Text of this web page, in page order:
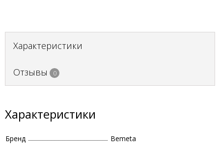
Характеристики
Отзывы 0
Характеристики
Бренд
Bemeta